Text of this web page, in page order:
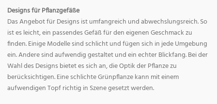
Designs für Pflanzgefäße
Das Angebot für Designs ist umfangreich und abwechslungsreich. So
ist es leicht, ein passendes Gefäß für den eigenen Geschmack zu
finden. Einige Modelle sind schlicht und fügen sich in jede Umgebung
ein. Andere sind aufwendig gestaltet und ein echter Blickfang. Bei der
Wahl des Designs bietet es sich an, die Optik der Pflanze zu
berücksichtigen. Eine schlichte Grünpflanze kann mit einem
aufwendigen Topf richtig in Szene gesetzt werden.